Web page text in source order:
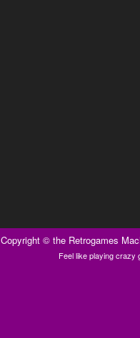
Copyright ©the Retrogames
Feel like playing